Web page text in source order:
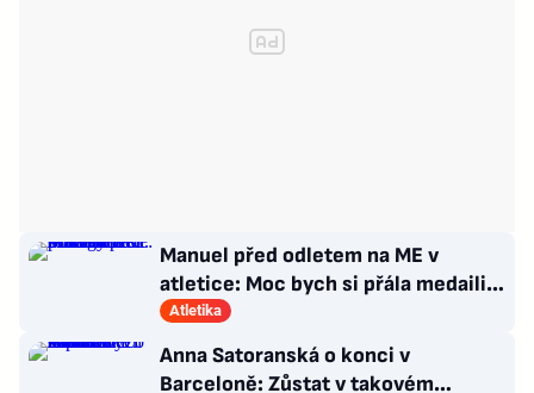
Manuel před odletem na ME v
atletice: Moc bych si přála medaili.
Prozradila strategii
Atletika
Anna Satoranská o konci v
Barceloně: Zůstat v takovém